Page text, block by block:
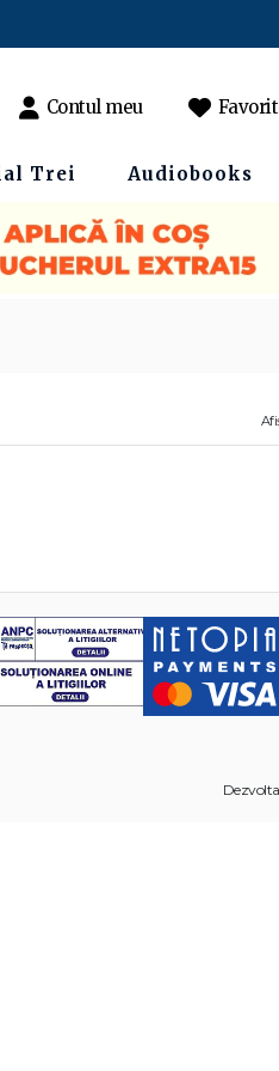
Contul meu
Trei Audiobooks